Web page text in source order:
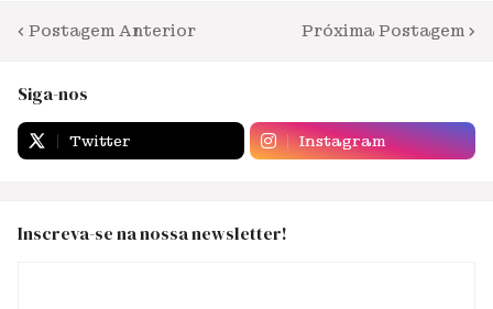
Postagem Anterior Próxima Postagem
Siga-nos
Twitter Instagram
Inscreva-se na nossa newsletter!